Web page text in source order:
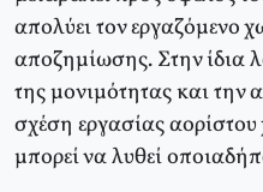
απολύει τον εργαζόμενο
αποζημίωσης. Στην ίδια
της μονιμότητας και την
σχέση εργασίας
μπορεί να λυθεί